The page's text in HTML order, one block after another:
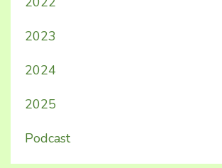
2023
2024
2025
Podcast